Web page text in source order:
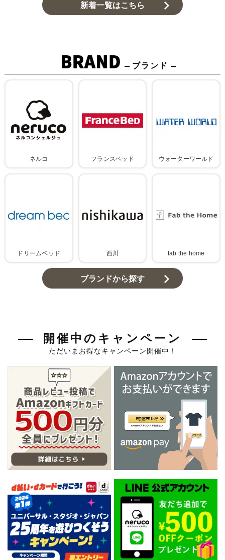
新着一覧はこちら
ブランド
ネルコ フランスベッド ウォーターワールド
ドリームベッド 西川 fab the home
ブランドから探す
開催中のキャンペーン
ただいまお得なキャンペーン開催中！